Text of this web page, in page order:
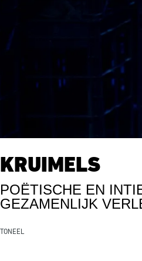
KRUIMELS
POËTISCHE EN
GEZAMENLIJK
TONEEL